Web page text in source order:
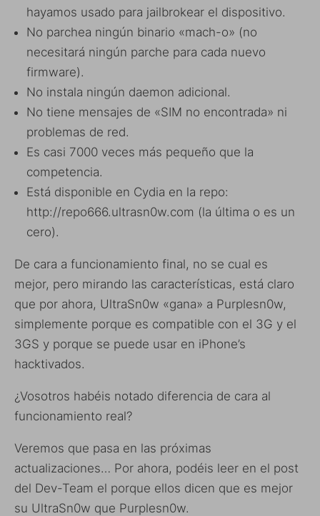
hayamos usado para jailbrokear el dispositivo.
No parchea ningún binario «mach-o» (no
necesitará ningún parche para cada nuevo
firmware).
No instala ningún daemon adicional.
No tiene mensajes de «SIM no encontrada» ni
problemas de red.
Es casi 7000 veces más pequeño que la
competencia.
Está disponible en Cydia en la repo:
http://repo666.ultrasn0w.com (la última o es un
cero).
De cara a funcionamiento final, no se cual es
mejor, pero mirando las características, está claro
que por ahora, UltraSn0w «gana» a Purplesn0w,
simplemente porque es compatible con el 3G y el
3GS y porque se puede usar en iPhone’s
hacktivados.
¿Vosotros habéis notado diferencia de cara al
funcionamiento real?
Veremos que pasa en las próximas
actualizaciones… Por ahora, podéis leer en el post
del Dev-Team el porque ellos dicen que es mejor
su UltraSn0w que Purplesn0w.